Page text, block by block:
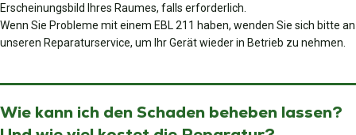
Erscheinungsbild Ihres Raumes, falls erforderlich.
Wenn Sie Probleme mit einem EBL 211 haben, wenden Sie sich bitte an
unseren Reparaturservice, um Ihr Gerät wieder in Betrieb zu nehmen.
Wie kann ich den Schaden beheben lassen?